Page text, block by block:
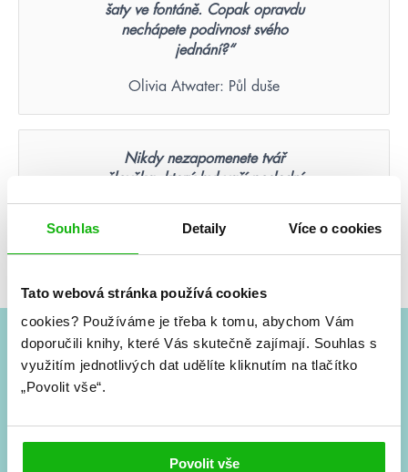
Souhlas Detaily Více o cookies
Tato webová stránka používá cookies
cookies? Používáme je třeba k tomu, abychom Vám
doporučili knihy, které Vás skutečně zajímají. Souhlas s
využitím jednotlivých dat udělíte kliknutím na tlačítko
„Povolit vše“.
Povolit vše
šaty ve fontáně. Copak opravdu
nechápete podivnost svého
jednání?“
Olivia Atwater: Půl duše
Nikdy nezapomenete tvář
člověka, který byl vaší poslední
Suzanne Collins: Hunger Games – Aréna smrti
(ilustrované vydání)
#HumbookNews
Nové knihy, co se chystá, kvízy, soutěže, autoři, filmové
a seriálové adaptace a další.